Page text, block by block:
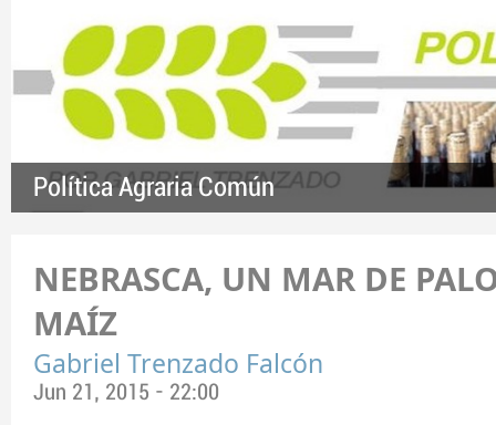
Política Agraria Común
NEBRASCA, UN MAR DE
MAÍZ
Gabriel Trenzado Falcón
Jun 21, 2015 - 22:00